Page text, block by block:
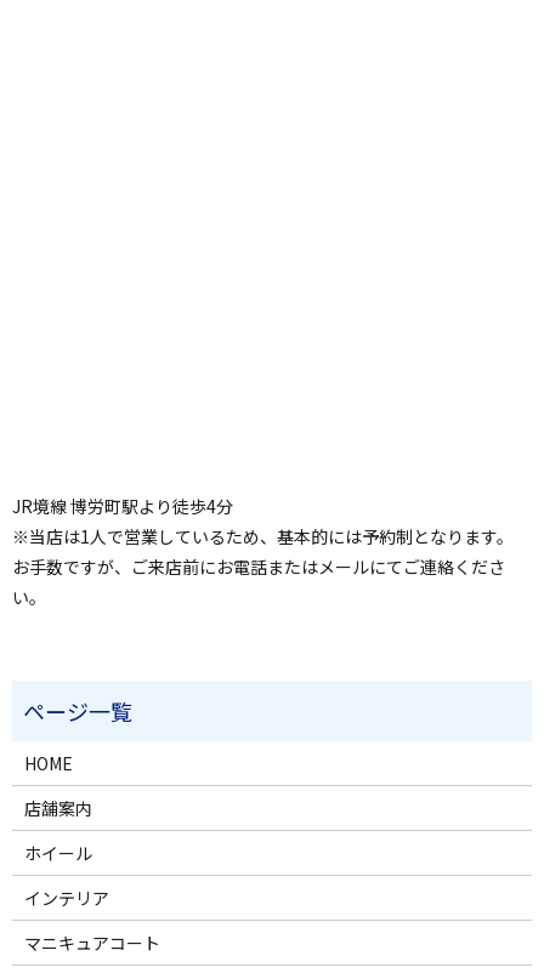
JR境線 博労町駅より徒歩4分
※当店は1人で営業しているため、基本的には予約制となります。
お手数ですが、ご来店前にお電話またはメールにてご連絡くださ
い。
HOME
店舗案内
ホイール
インテリア
マニキュアコート